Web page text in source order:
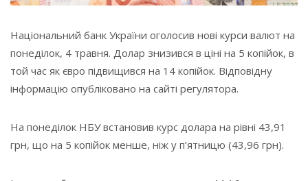
Національний банк України оголосив нові курси валют на
понеділок, 4 травня. Долар знизився в ціні на 5 копійок, в
той час як євро підвищився на 14 копійок. Відповідну
інформацію опубліковано на сайті регулятора.
На понеділок НБУ встановив курс долара на рівні 43,91
грн, що на 5 копійок менше, ніж у п’ятницю (43,96 грн).